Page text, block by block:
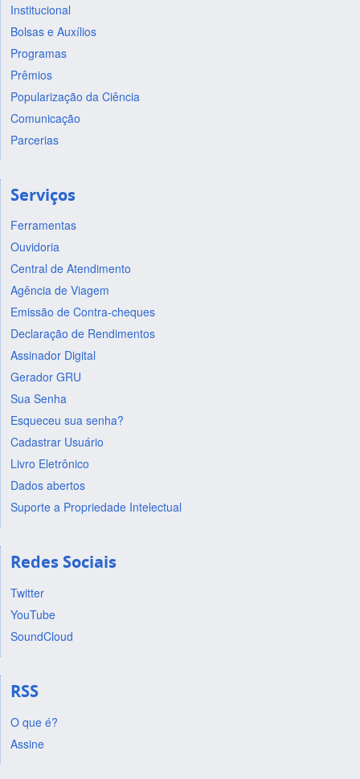
Institucional
Bolsas e Auxílios
Programas
Prêmios
Popularização da Ciência
Comunicação
Parcerias
Serviços
Ferramentas
Ouvidoria
Central de Atendimento
Agência de Viagem
Emissão de Contra-cheques
Declaração de Rendimentos
Assinador Digital
Gerador GRU
Sua Senha
Esqueceu sua senha?
Cadastrar Usuário
Livro Eletrônico
Dados abertos
Suporte a Propriedade Intelectual
Redes Sociais
Twitter
YouTube
SoundCloud
RSS
O que é?
Assine